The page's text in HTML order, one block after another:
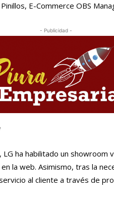
E-Commerce OBS
- Publicidad -
ha habilitado un showroom
la web. Asimismo, tras la
al cliente a través de